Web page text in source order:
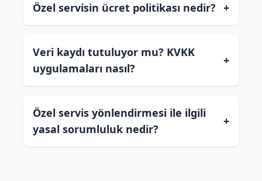
Özel servisin ücret politikası nedir? +
Veri kaydı tutuluyor mu? KVKK
uygulamaları nasıl?
+
Özel servis yönlendirmesi ile ilgili
yasal sorumluluk nedir?
+